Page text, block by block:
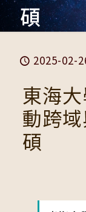
碩
2025-02-
東海
動跨
碩